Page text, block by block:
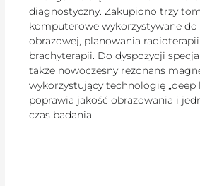
diagnostyczny. Zakupiono trzy
komputerowe wykorzystywane
obrazowej, planowania
brachyterapii. Do dyspozycji
także nowoczesny rezonans
wykorzystujący technologię „deep
poprawia jakość obrazowania i
czas badania.